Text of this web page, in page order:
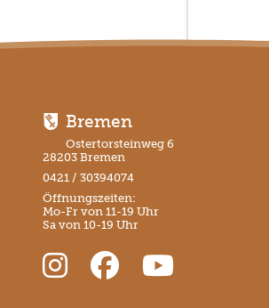
Bremen
Ostertorsteinweg 6
28203 Bremen
0421 / 30394074
Öffnungszeiten:
Mo-Fr von 11-19 Uhr
Sa von 10-19 Uhr